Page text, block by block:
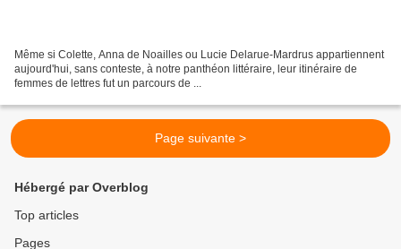
Même si Colette, Anna de Noailles ou Lucie Delarue-Mardrus appartiennent
aujourd'hui, sans conteste, à notre panthéon littéraire, leur itinéraire de
femmes de lettres fut un parcours de ...
Page suivante >
Hébergé par Overblog
Top articles
Pages